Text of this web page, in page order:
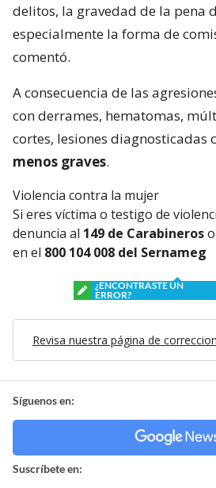
delitos, la gravedad de la pena
especialmente la forma de
comentó.
A consecuencia de las
con derrames, hematomas,
cortes, lesiones diagnosticadas
menos graves.
Violencia contra la mujer
Si eres víctima o testigo de
denuncia al 149 de Carabineros
en el 800 104 008 del Sernameg
¿ENCONTRASTE UN
ERROR?
Revisa nuestra página de
Síguenos en:
Suscríbete en: